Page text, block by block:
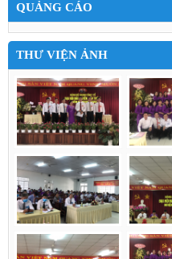
QUẢNG CÁO
THƯ VIỆN ẢNH